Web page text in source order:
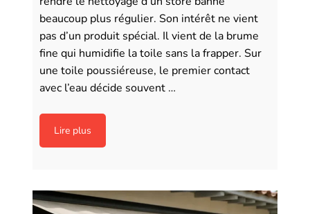
beaucoup plus régulier. Son intérêt ne vient
pas d’un produit spécial. Il vient de la brume
fine qui humidifie la toile sans la frapper. Sur
une toile poussiéreuse, le premier contact
avec l’eau décide souvent …
Lire plus